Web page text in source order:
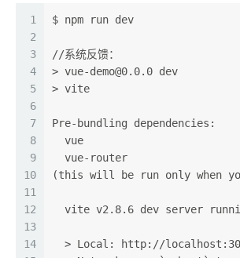
1
2
3
4
5
6
7
8
9
10
11
12
13
14
$ npm run dev
//系统反馈：
> vue-demo@0.0.0 dev
> vite
Pre-bundling dependencies:
  vue
  vue-router
(this will be run only when
vite v2.8.6 dev server
> Local: http://